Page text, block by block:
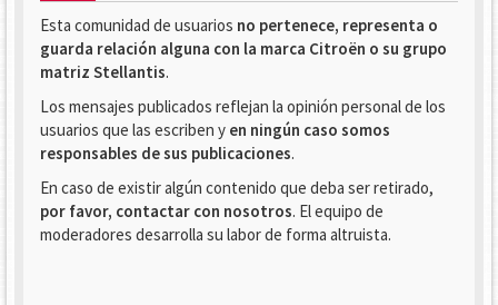
Esta comunidad de usuarios no pertenece, representa o
guarda relación alguna con la marca Citroën o su grupo
matriz Stellantis.
Los mensajes publicados reflejan la opinión personal de los
usuarios que las escriben y en ningún caso somos
responsables de sus publicaciones.
En caso de existir algún contenido que deba ser retirado,
por favor, contactar con nosotros. El equipo de
moderadores desarrolla su labor de forma altruista.